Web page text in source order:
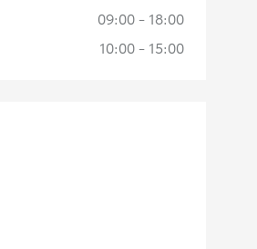
09:00 - 18:00
10:00 - 15:00